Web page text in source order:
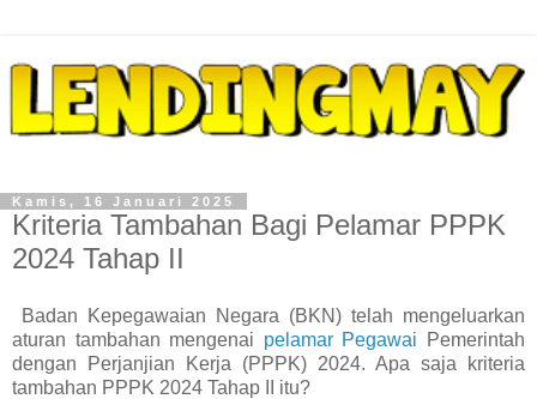
Kamis, 16 Januari 2025
Kriteria Tambahan Bagi Pelamar PPPK
2024 Tahap II
Badan Kepegawaian Negara (BKN) telah mengeluarkan
aturan tambahan mengenai pelamar Pegawai Pemerintah
dengan Perjanjian Kerja (PPPK) 2024. Apa saja kriteria
tambahan PPPK 2024 Tahap II itu?